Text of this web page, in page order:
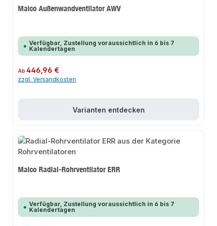
Maico Außenwandventilator AWV
Verfügbar, Zustellung voraussichtlich in 6 bis 7
Kalendertagen
Regulärer Preis:
Ab 446,96 €
zzgl. Versandkosten
Varianten entdecken
Maico Radial-Rohrventilator ERR
Verfügbar, Zustellung voraussichtlich in 6 bis 7
Kalendertagen